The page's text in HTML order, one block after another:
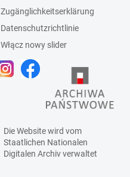
Zugänglichkeitserklärung
Datenschutzrichtlinie
Włącz nowy slider
Die Website wird vom
Staatlichen Nationalen
Digitalen Archivverwaltet